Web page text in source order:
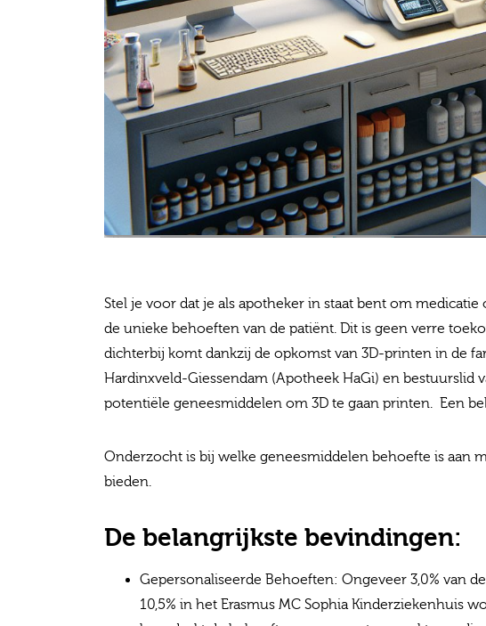
Stel je voor dat je als apotheker in staat bent om
de unieke behoeften van de patiënt. Dit is geen verre
dichterbij komt dankzij de opkomst van 3D-printen in de
Hardinxveld-Giessendam (Apotheek HaGi) en bestuurslid
potentiële geneesmiddelen om 3D te gaan printen. Een
Onderzocht is bij welke geneesmiddelen behoefte is aan
bieden.
De belangrijkste bevindingen:
Gepersonaliseerde Behoeften: Ongeveer 3,0% van
10,5% in het Erasmus MC Sophia Kinderziekenhuis